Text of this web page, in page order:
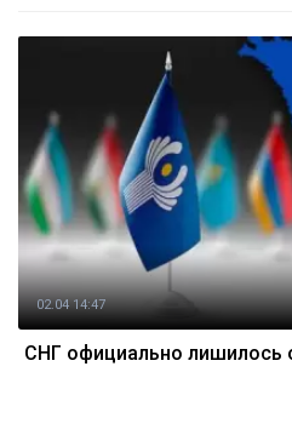
02.04 14:47
СНГ официально лишилось